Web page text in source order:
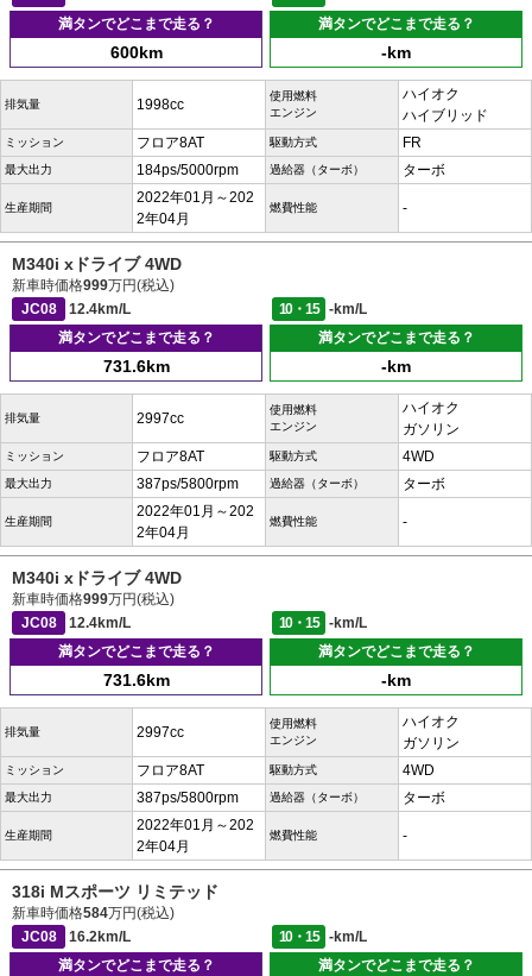
満タンでどこまで走る？
600km
満タンでどこまで走る？
-km
排気量 1998cc
使用燃料
エンジン
ハイオク
ハイブリッド
ミッション フロア8AT 駆動方式 FR
最大出力 184ps/5000rpm 過給器（ターボ） ターボ
生産期間
2022年01月～202
2年04月
燃費性能 -
M340i xドライブ 4WD
新車時価格999万円(税込)
JC08
12.4km/L 10・15
-km/L
満タンでどこまで走る？
731.6km
満タンでどこまで走る？
-km
排気量 2997cc
使用燃料
エンジン
ハイオク
ガソリン
ミッション フロア8AT 駆動方式 4WD
最大出力 387ps/5800rpm 過給器（ターボ） ターボ
生産期間
2022年01月～202
2年04月
燃費性能 -
M340i xドライブ 4WD
新車時価格999万円(税込)
JC08
12.4km/L 10・15
-km/L
満タンでどこまで走る？
731.6km
満タンでどこまで走る？
-km
排気量 2997cc
使用燃料
エンジン
ハイオク
ガソリン
ミッション フロア8AT 駆動方式 4WD
最大出力 387ps/5800rpm 過給器（ターボ） ターボ
生産期間
2022年01月～202
2年04月
燃費性能 -
318i Mスポーツ リミテッド
新車時価格584万円(税込)
JC08
16.2km/L 10・15
-km/L
満タンでどこまで走る？
満タンでどこまで走る？